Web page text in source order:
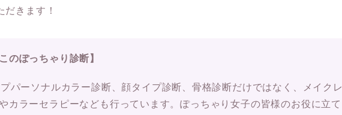
だきます！
のぽっちゃり診断】
パーソナルカラー診断、顔タイプ診断、骨格診断だけではなく、メイクレ
カラーセラピーなども行っています。ぽっちゃり女子の皆様のお役に立て